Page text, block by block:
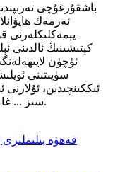
باشقۇرغۇچى تەرىپىدىن 24-11-21 كۈنى
ئەرمەك
يېمەكلىكلەرنى
كېتىشىنىڭ ئالدىنى
ئۈچۈن
سۈپىتىنى
ئىككىنچىدىن،
سىز ... غا بېرىشىڭىزنىڭ ھاجىتى يوق.